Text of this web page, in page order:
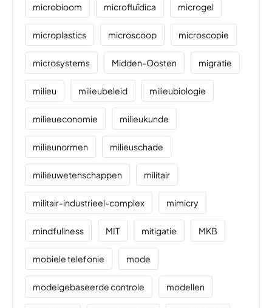
microbioom microfluïdica microgel
microplastics microscoop microscopie
microsystems Midden-Oosten migratie
milieu milieubeleid milieubiologie
milieueconomie milieukunde
milieunormen milieuschade
milieuwetenschappen militair
militair-industrieel-complex mimicry
mindfullness MIT mitigatie MKB
mobiele telefonie mode
modelgebaseerde controle modellen